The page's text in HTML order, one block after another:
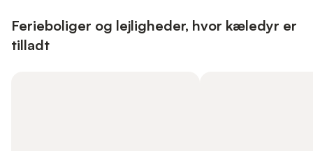
Ferieboliger og lejligheder, hvor kæledyr er
tilladt